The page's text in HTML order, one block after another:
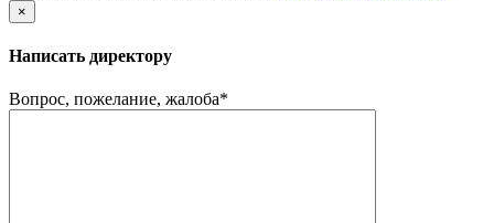
×
Написать директору
Вопрос, пожелание, жалоба*